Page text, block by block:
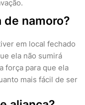
namoro?
em local fechado
ela não sumirá
força para que ela
mais fácil de ser